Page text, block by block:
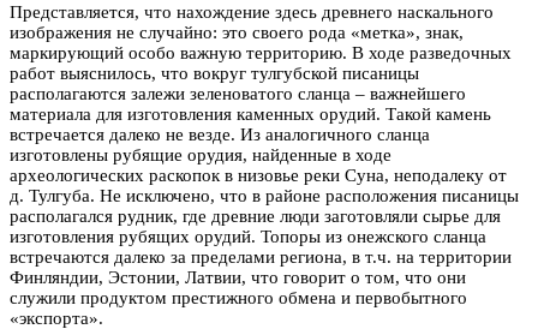
Представляется, что нахождение здесь древнего наскального
изображения не случайно: это своего рода «метка», знак,
маркирующий особо важную территорию. В ходе разведочных
работ выяснилось, что вокруг тулгубской писаницы
располагаются залежи зеленоватого сланца – важнейшего
материала для изготовления каменных орудий. Такой камень
встречается далеко не везде. Из аналогичного сланца
изготовлены рубящие орудия, найденные в ходе
археологических раскопок в низовье реки Суна, неподалеку от
д. Тулгуба. Не исключено, что в районе расположения писаницы
располагался рудник, где древние люди заготовляли сырье для
изготовления рубящих орудий. Топоры из онежского сланца
встречаются далеко за пределами региона, в т.ч. на территории
Финляндии, Эстонии, Латвии, что говорит о том, что они
служили продуктом престижного обмена и первобытного
«экспорта».